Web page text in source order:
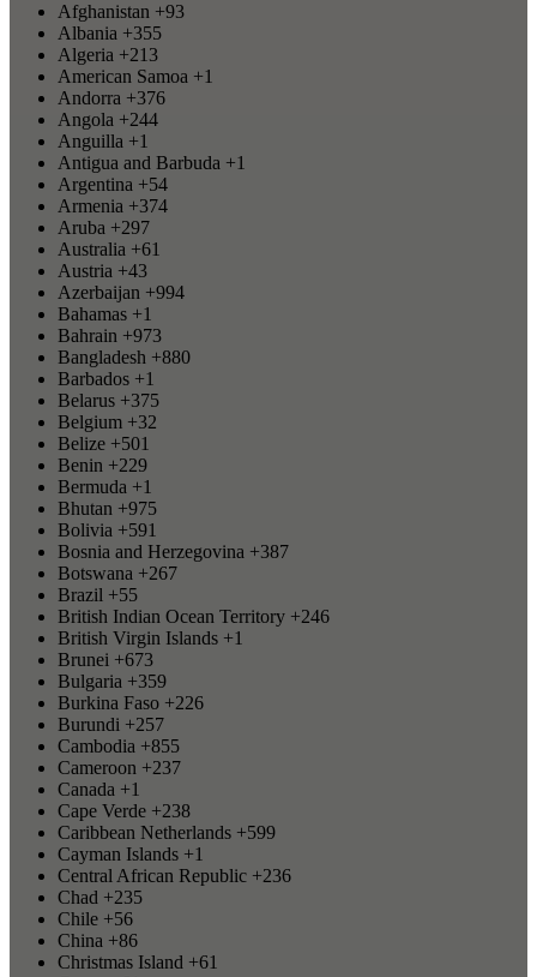
Afghanistan +93
Albania +355
Algeria +213
American Samoa +1
Andorra +376
Angola +244
Anguilla +1
Antigua and Barbuda +1
Argentina +54
Armenia +374
Aruba +297
Australia +61
Austria +43
Azerbaijan +994
Bahamas +1
Bahrain +973
Bangladesh +880
Barbados +1
Belarus +375
Belgium +32
Belize +501
Benin +229
Bermuda +1
Bhutan +975
Bolivia +591
Bosnia and Herzegovina +387
Botswana +267
Brazil +55
British Indian Ocean Territory +246
British Virgin Islands +1
Brunei +673
Bulgaria +359
Burkina Faso +226
Burundi +257
Cambodia +855
Cameroon +237
Canada +1
Cape Verde +238
Caribbean Netherlands +599
Cayman Islands +1
Central African Republic +236
Chad +235
Chile +56
China +86
Christmas Island +61